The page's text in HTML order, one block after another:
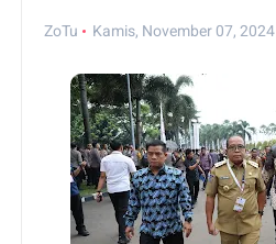
ZoTu Kamis, November 07, 2024